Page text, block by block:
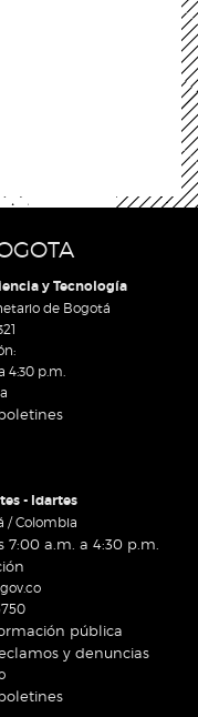
y Tecnología
de Bogotá
4:30 p.m.
- Idartes
/ Colombia
7:00 a.m. a 4:30 p.m.
pública
y denuncias